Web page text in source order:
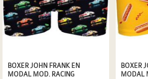
BOXER JOHN FRANK EN
MODAL MOD. RACING
BOXER
MODAL